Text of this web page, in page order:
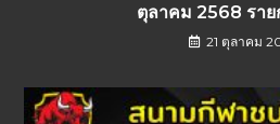
ตุลาคม 2568 รา
21 ตุลาคม